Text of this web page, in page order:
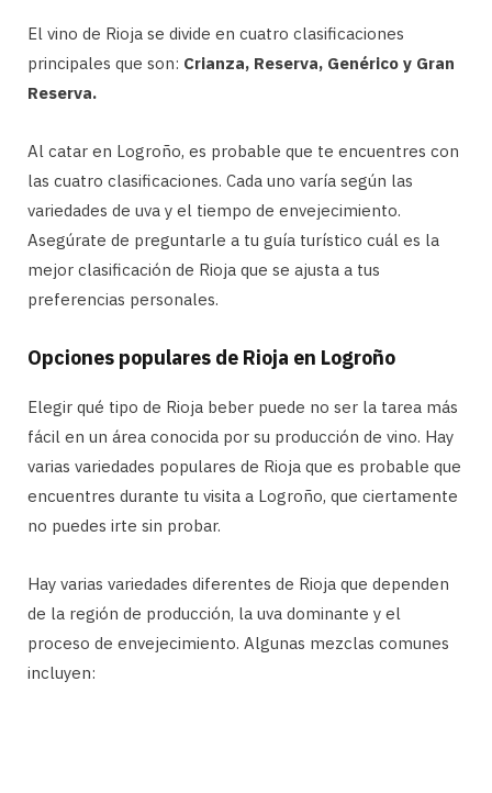
El vino de Rioja se divide en cuatro clasificaciones
principales que son: Crianza, Reserva, Genérico y Gran
Reserva.
Al catar en Logroño, es probable que te encuentres con
las cuatro clasificaciones. Cada uno varía según las
variedades de uva y el tiempo de envejecimiento.
Asegúrate de preguntarle a tu guía turístico cuál es la
mejor clasificación de Rioja que se ajusta a tus
preferencias personales.
Opciones populares de Rioja en Logroño
Elegir qué tipo de Rioja beber puede no ser la tarea más
fácil en un área conocida por su producción de vino. Hay
varias variedades populares de Rioja que es probable que
encuentres durante tu visita a Logroño, que ciertamente
no puedes irte sin probar.
Hay varias variedades diferentes de Rioja que dependen
de la región de producción, la uva dominante y el
proceso de envejecimiento. Algunas mezclas comunes
incluyen: